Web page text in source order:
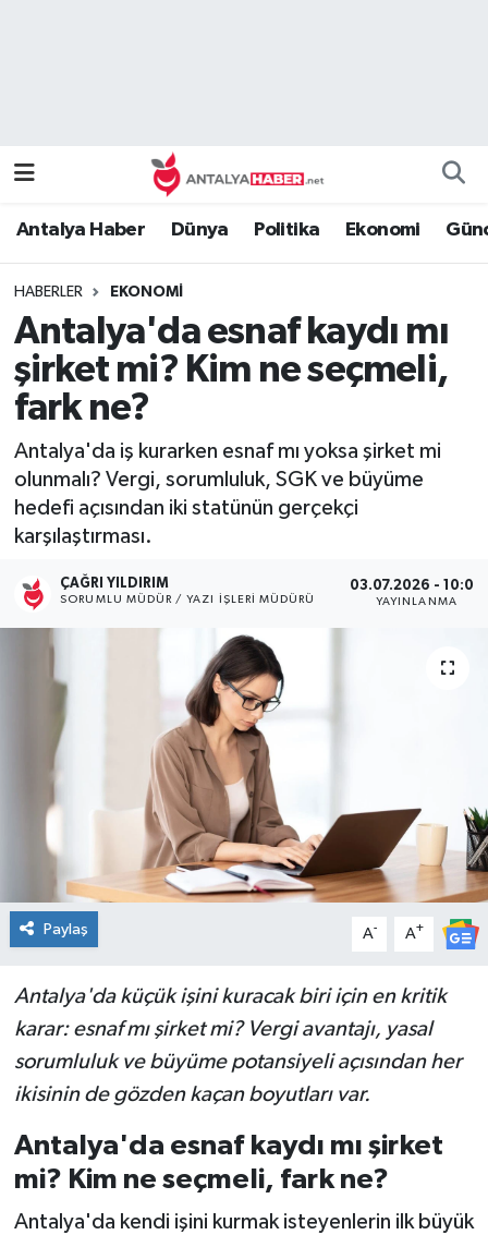
Antalya Haber Dünya Politika Ekonomi
HABERLER EKONOMI
Antalya'da esnaf kaydı mı
şirket mi? Kim ne seçmeli,
fark ne?
Antalya'da iş kurarken esnaf mı yoksa şirket mi
olunmalı? Vergi, sorumluluk, SGK ve büyüme
hedefi açısından iki statünün gerçekçi
karşılaştırması.
ÇAĞRI YILDIRIM
SORUMLU MÜDÜR / YAZI İŞLERI MÜDÜRÜ
03.07.2026 - 10:05
YAYINLANMA
Paylaş A- A+
Antalya'da küçük işini kuracak biri için en kritik
karar: esnaf mı şirket mi? Vergi avantajı, yasal
sorumluluk ve büyüme potansiyeli açısından her
ikisinin de gözden kaçan boyutları var.
Antalya'da esnaf kaydı mı şirket
mi? Kim ne seçmeli, fark ne?
Antalya'da kendi işini kurmak isteyenlerin ilk büyük
Genel
Güncel
Güvenlik
Kültür Sanat
Magazin
Politika
Sağlık
Spor
Turizm
Yaşam
Namaz Vakitleri
Tüm Manşetler
Son Dakika Haberleri
Haber Arşivi